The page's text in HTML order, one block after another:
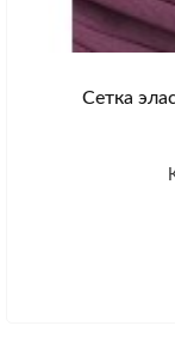
Сетка